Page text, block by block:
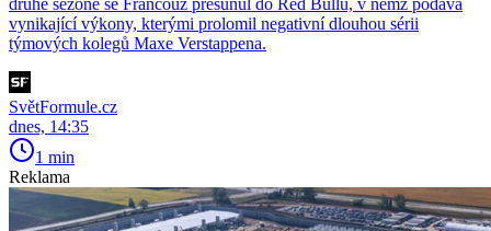
vynikající výkony, kterými prolomil negativní dlouhou sérii
týmových kolegů Maxe Verstappena.
SvětFormule.cz
dnes, 14:35
1 min
Reklama